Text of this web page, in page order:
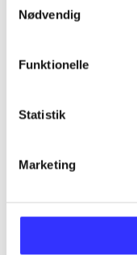
Nødvendig
Funktionelle
Statistik
Marketing
Springdale